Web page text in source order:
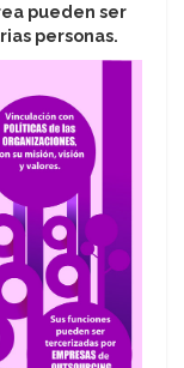
pueden ser
ias personas.